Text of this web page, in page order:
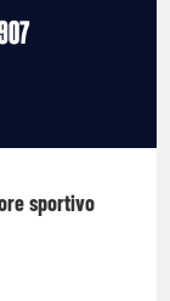
sportivo